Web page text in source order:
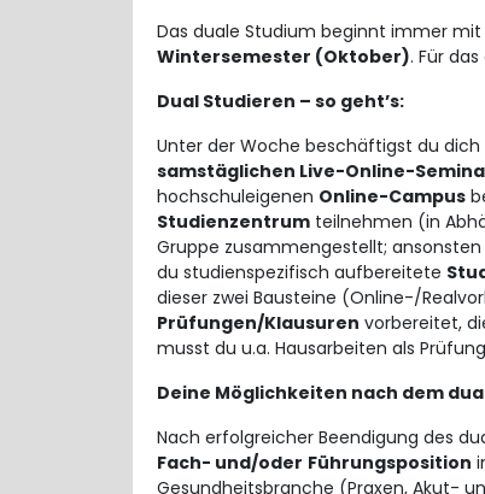
Das duale Studium beginnt immer mit
Wintersemester (Oktober). Für
Dual Studieren – so geht’s:
Unter der Woche beschäftigst du
samstäglichen Live-Online-
hochschuleigenen Online-Campus
Studienzentrum teilnehmen (in
Gruppe zusammengestellt;
du studienspezifisch aufbereitete
dieser zwei Bausteine (Online-/
Prüfungen/Klausuren vorbereitet,
musst du u.a. Hausarbeiten als
Deine Möglichkeiten nach dem
Nach erfolgreicher Beendigung des
Fach- und/oder Führungsposition
Gesundheitsbranche (Praxen, Akut-